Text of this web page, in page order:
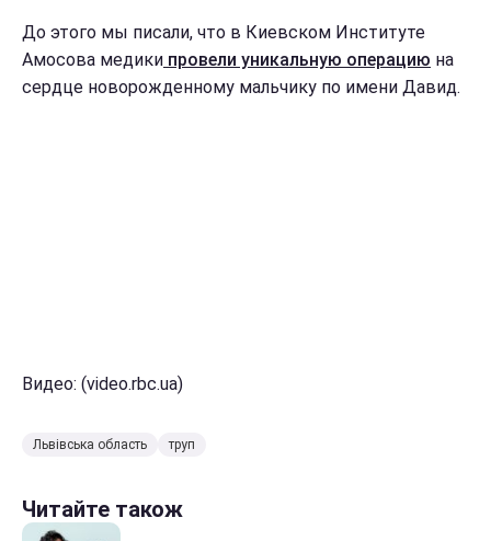
До этого мы писали, что в Киевском Институте
Амосова медики провели уникальную операцию на
сердце новорожденному мальчику по имени Давид.
Видео: (video.rbc.ua)
Львівська область труп
Читайте також